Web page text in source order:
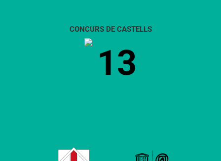
CONCURS DE CASTELLS
13